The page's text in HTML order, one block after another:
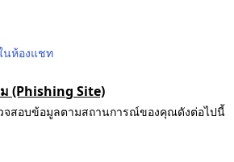
นห้องแชท
(Phishing Site)
จสอบข้อมูลตามสถานการณ์ของคุณดังต่อไปนี้